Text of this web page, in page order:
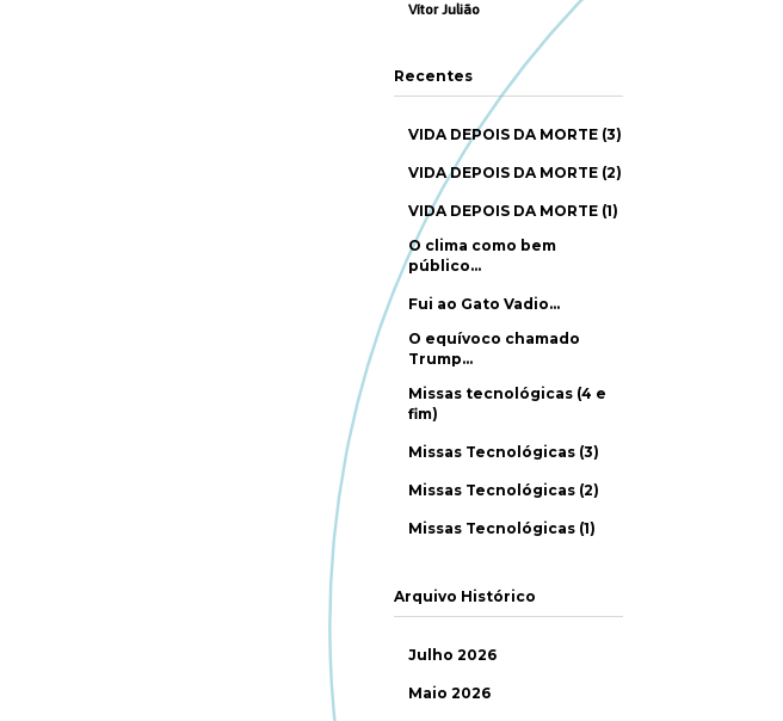
Vítor Julião
Recentes
VIDA DEPOIS DA MORTE (3)
VIDA DEPOIS DA MORTE (2)
VIDA DEPOIS DA MORTE (1)
O clima como bem
público…
Fui ao Gato Vadio…
O equívoco chamado
Trump…
Missas tecnológicas (4 e
fim)
Missas Tecnológicas (3)
Missas Tecnológicas (2)
Missas Tecnológicas (1)
Arquivo Histórico
Julho 2026
Maio 2026